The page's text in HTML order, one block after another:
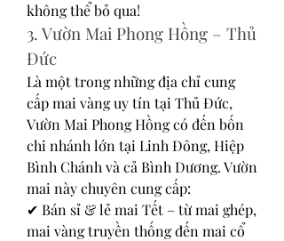
không thể bỏ qua!
3. Vườn Mai Phong Hồng – Thủ
Đức
Là một trong những địa chỉ cung
cấp mai vàng uy tín tại Thủ Đức,
Vườn Mai Phong Hồng có đến bốn
chi nhánh lớn tại Linh Đông, Hiệp
Bình Chánh và cả Bình Dương. Vườn
mai này chuyên cung cấp:
✔ Bán sỉ & lẻ mai Tết – từ mai ghép,
mai vàng truyền thống đến mai cổ